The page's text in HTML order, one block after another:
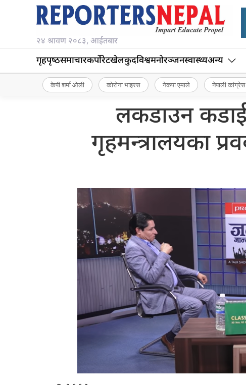
२४ श्रावण २०८३, आईतबार
गृहपृष्‍ठसमाचारकर्पोरेटखेलकुदविश्वमनोरञ्जनस्वास्थ्यअन्य
केपी शर्मा ओली कोरोना भाइरस नेकपा एमाले नेपाली कांग्रेस
लकडाउन कडाई
गृहमन्त्रालयका